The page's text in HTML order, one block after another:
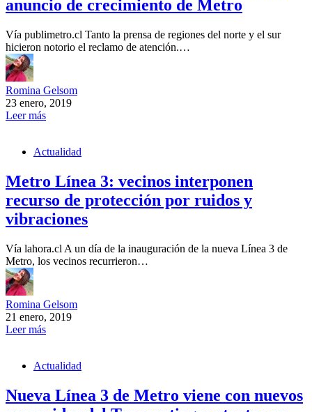
anuncio de crecimiento de Metro
Vía publimetro.cl Tanto la prensa de regiones del norte y el sur
hicieron notorio el reclamo de atención.…
Romina Gelsom
23 enero, 2019
Leer más
Actualidad
Metro Línea 3: vecinos interponen
recurso de protección por ruidos y
vibraciones
Vía lahora.cl A un día de la inauguración de la nueva Línea 3 de
Metro, los vecinos recurrieron…
Romina Gelsom
21 enero, 2019
Leer más
Actualidad
Nueva Línea 3 de Metro viene con nuevos